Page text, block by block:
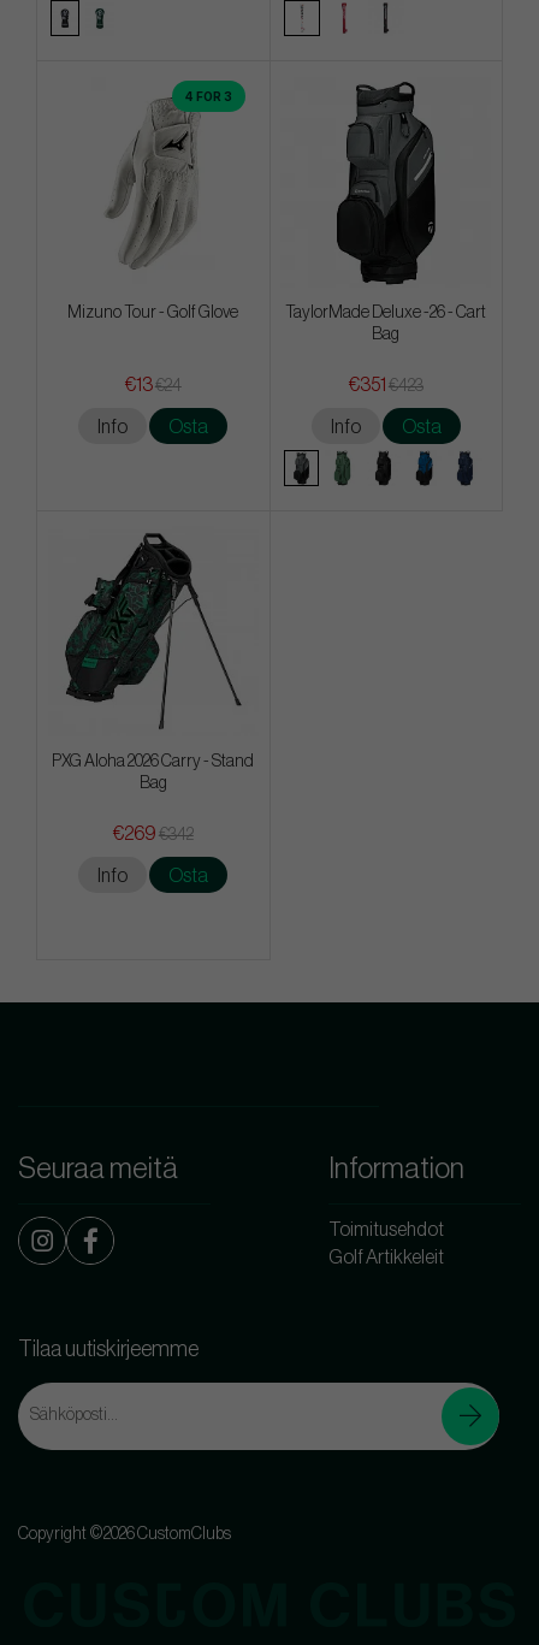
4 FOR 3
Mizuno Tour - Golf Glove
€13€24
Info Osta
TaylorMade Deluxe -26 - Cart
Bag
€351 €423
Info Osta
PXG Aloha 2026 Carry - Stand
Bag
€269 €342
Info Osta
Seuraa meitä Information
Toimitusehdot
Golf Artikkeleit
Tilaa uutiskirjeemme
Copyright ©2026 CustomClubs